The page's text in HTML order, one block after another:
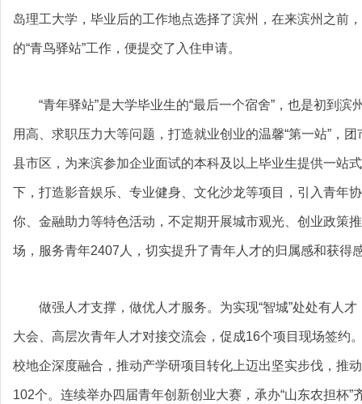
岛理工大学，毕业后的工作地点选择了滨州，在来滨州之前
的“青鸟驿站”工作，便提交了入住申请。
“青年驿站”是大学毕业生的“最后一个宿舍”，也是初到滨
用高、求职压力大等问题，打造就业创业的温馨“第一站”，
县市区，为来滨参加企业面试的本科及以上毕业生提供一站
下，打造影音娱乐、专业健身、文化沙龙等项目，引入青年
你、金融助力等特色活动，不定期开展城市观光、创业政策
场，服务青年2407人，切实提升了青年人才的归属感和获得
做强人才支撑，做优人才服务。为实现“智城”处处有人
大会、高层次青年人才对接交流会，促成16个项目现场签约
校地企深度融合，推动产学研项目转化上迈出坚实步伐，推
102个。连续举办四届青年创新创业大赛，承办“山东农担杯